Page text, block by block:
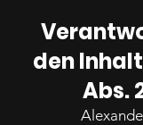
den
Abs.